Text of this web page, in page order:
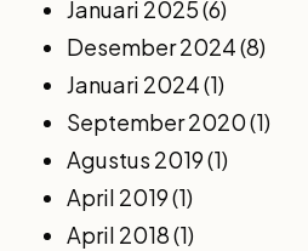
Januari 2025(6)
Desember 2024(8)
Januari 2024(1)
September 2020(1)
Agustus 2019(1)
April 2019(1)
April 2018(1)